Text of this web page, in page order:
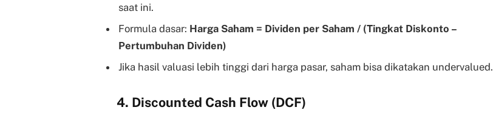
saat ini.
Formula dasar: Harga Saham = Dividen per Saham / (Tingkat Diskonto –
Pertumbuhan Dividen)
Jika hasil valuasi lebih tinggi dari harga pasar, saham bisa dikatakan undervalued.
4. Discounted Cash Flow (DCF)